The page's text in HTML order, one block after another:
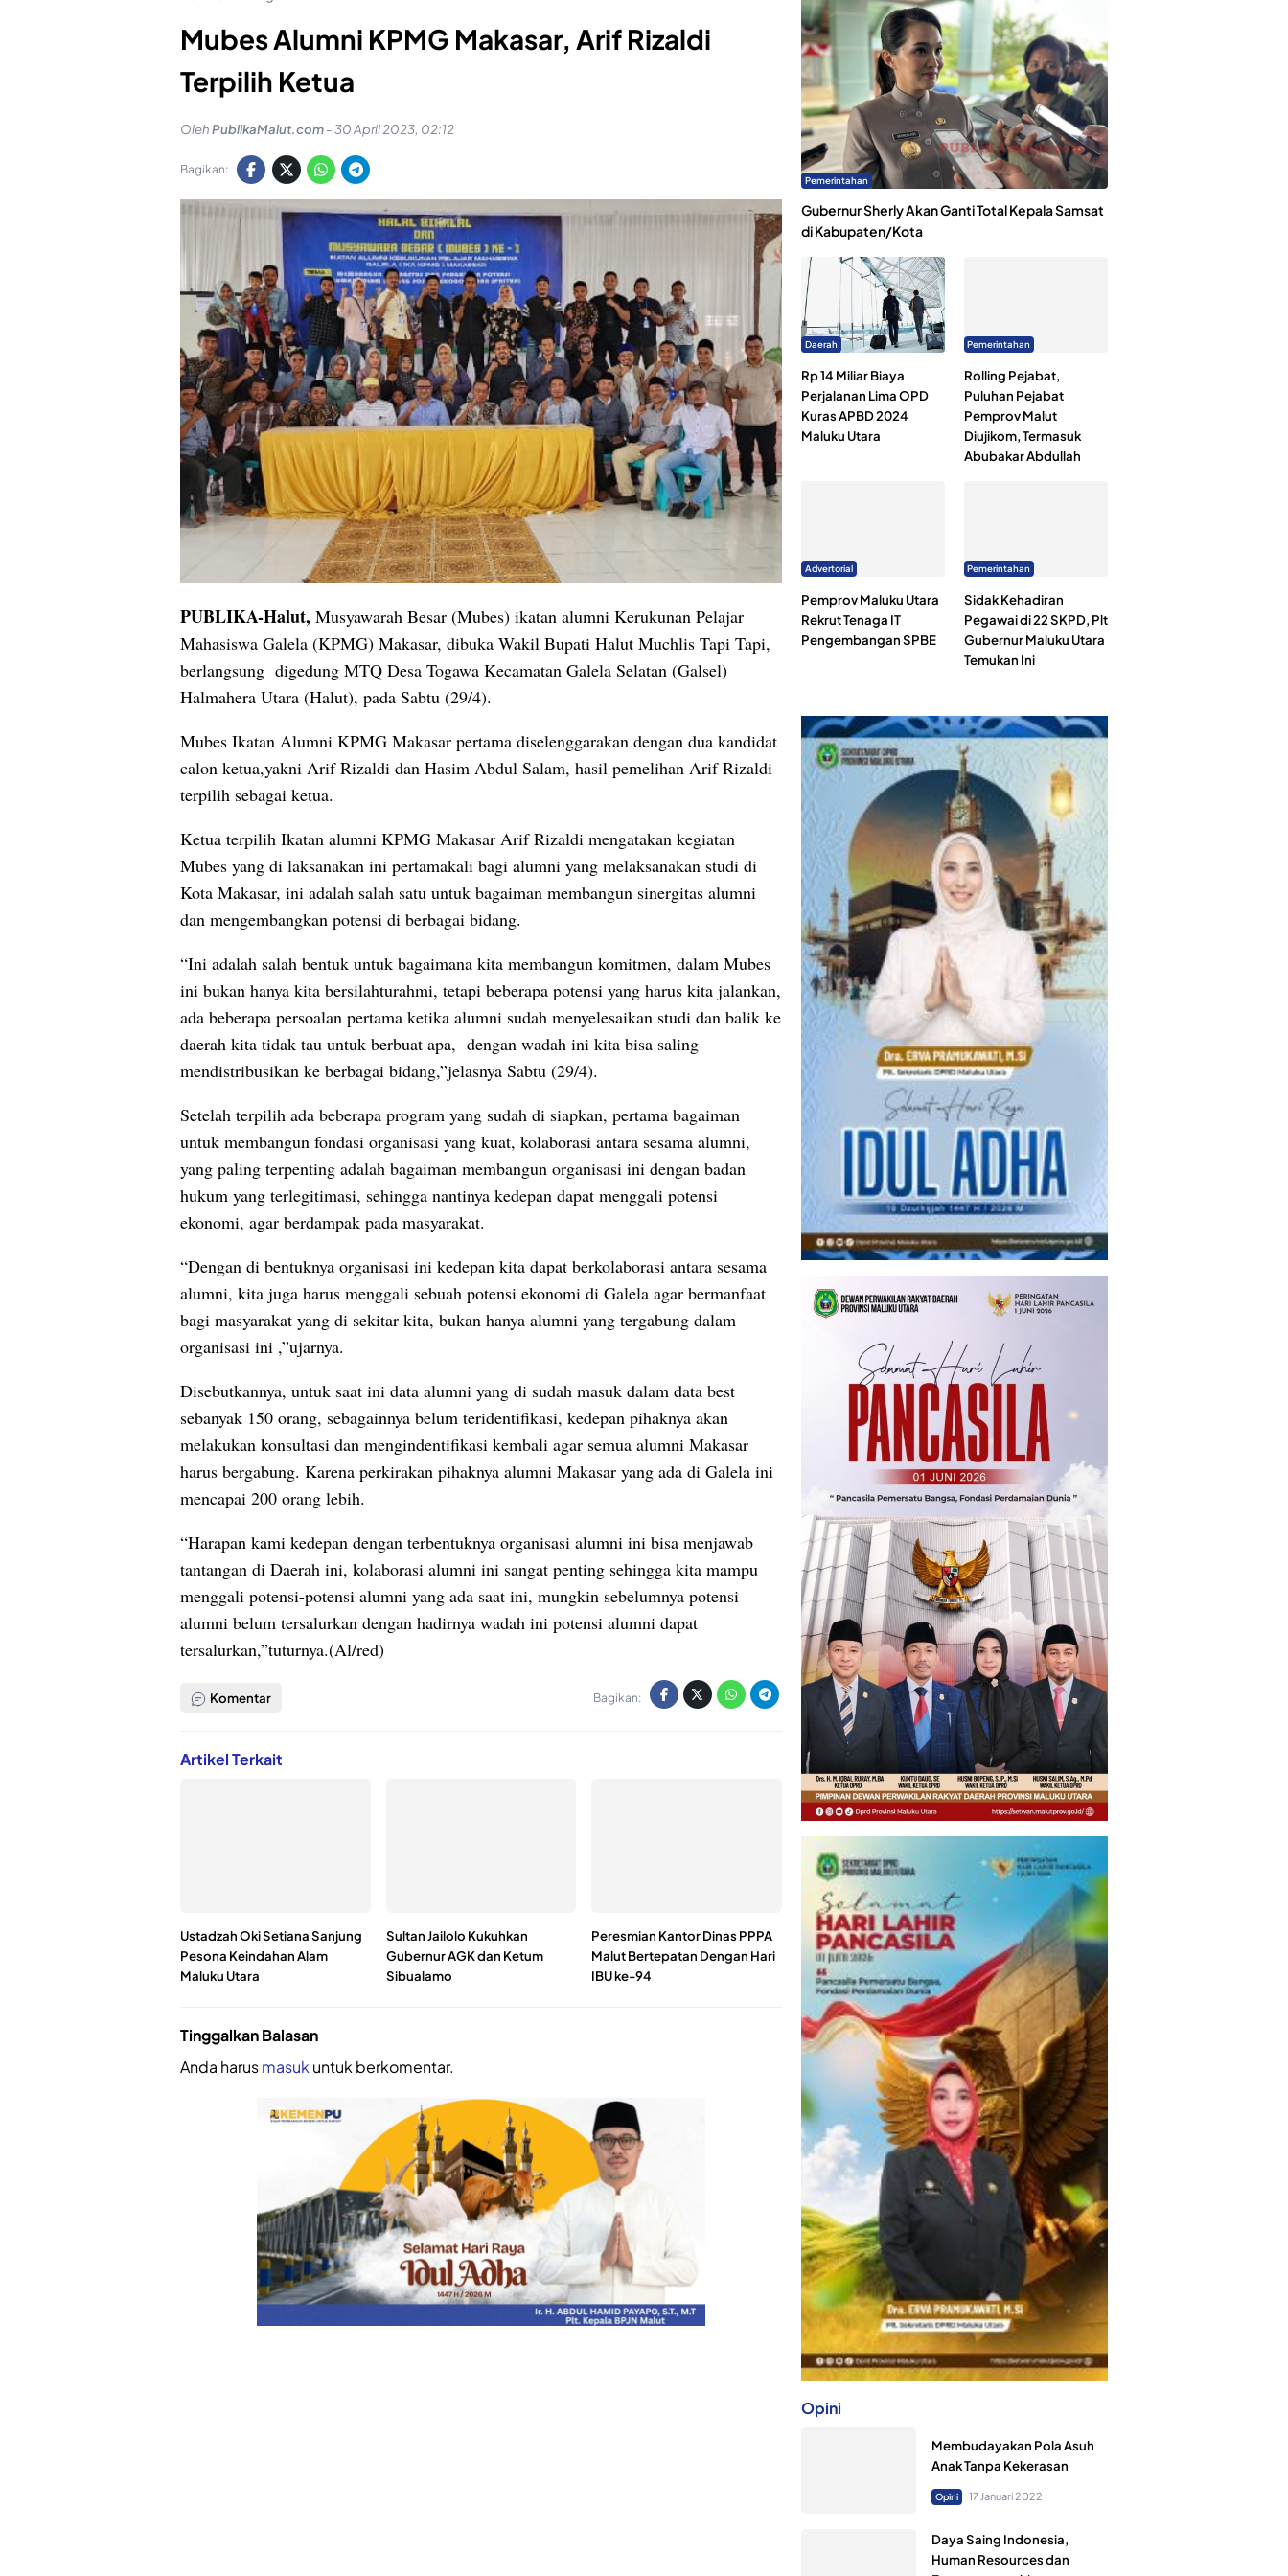
Mubes Alumni KPMG Makasar, Arif Rizaldi
Terpilih Ketua
OlehPublikaMalut.com-30 April 2023, 02:12
Bagikan:
PUBLIKA-Halut, Musyawarah Besar (Mubes) ikatan alumni Kerukunan Pelajar
Mahasiswa Galela (KPMG) Makasar, dibuka Wakil Bupati Halut Muchlis Tapi Tapi,
berlangsung digedung MTQ Desa Togawa Kecamatan Galela Selatan (Galsel)
Halmahera Utara (Halut), pada Sabtu (29/4).
Mubes Ikatan Alumni KPMG Makasar pertama diselenggarakan dengan dua kandidat
calon ketua,yakni Arif Rizaldi dan Hasim Abdul Salam, hasil pemelihan Arif Rizaldi
terpilih sebagai ketua.
Ketua terpilih Ikatan alumni KPMG Makasar Arif Rizaldi mengatakan kegiatan
Mubes yang di laksanakan ini pertamakali bagi alumni yang melaksanakan studi di
Kota Makasar, ini adalah salah satu untuk bagaiman membangun sinergitas alumni
dan mengembangkan potensi di berbagai bidang.
“Ini adalah salah bentuk untuk bagaimana kita membangun komitmen, dalam Mubes
ini bukan hanya kita bersilahturahmi, tetapi beberapa potensi yang harus kita jalankan,
ada beberapa persoalan pertama ketika alumni sudah menyelesaikan studi dan balik ke
daerah kita tidak tau untuk berbuat apa, dengan wadah ini kita bisa saling
mendistribusikan ke berbagai bidang,”jelasnya Sabtu (29/4).
Setelah terpilih ada beberapa program yang sudah di siapkan, pertama bagaiman
untuk membangun fondasi organisasi yang kuat, kolaborasi antara sesama alumni,
yang paling terpenting adalah bagaiman membangun organisasi ini dengan badan
hukum yang terlegitimasi, sehingga nantinya kedepan dapat menggali potensi
ekonomi, agar berdampak pada masyarakat.
“Dengan di bentuknya organisasi ini kedepan kita dapat berkolaborasi antara sesama
alumni, kita juga harus menggali sebuah potensi ekonomi di Galela agar bermanfaat
bagi masyarakat yang di sekitar kita, bukan hanya alumni yang tergabung dalam
organisasi ini ,”ujarnya.
Disebutkannya, untuk saat ini data alumni yang di sudah masuk dalam data best
sebanyak 150 orang, sebagainnya belum teridentifikasi, kedepan pihaknya akan
melakukan konsultasi dan mengindentifikasi kembali agar semua alumni Makasar
harus bergabung. Karena perkirakan pihaknya alumni Makasar yang ada di Galela ini
mencapai 200 orang lebih.
“Harapan kami kedepan dengan terbentuknya organisasi alumni ini bisa menjawab
tantangan di Daerah ini, kolaborasi alumni ini sangat penting sehingga kita mampu
menggali potensi-potensi alumni yang ada saat ini, mungkin sebelumnya potensi
alumni belum tersalurkan dengan hadirnya wadah ini potensi alumni dapat
tersalurkan,”tuturnya.(Al/red)
Komentar Bagikan:
Artikel Terkait
Ustadzah Oki Setiana Sanjung
Pesona Keindahan Alam
Maluku Utara
Sultan Jailolo Kukuhkan
Gubernur AGK dan Ketum
Sibualamo
Peresmian Kantor Dinas PPPA
Malut Bertepatan Dengan Hari
IBU ke-94
Tinggalkan Balasan
Anda harusmasukuntuk berkomentar.
Pemerintahan
Gubernur Sherly Akan Ganti Total Kepala Samsat
di Kabupaten/Kota
Daerah
Rp 14 Miliar Biaya
Perjalanan Lima OPD
Kuras APBD 2024
Maluku Utara
Pemerintahan
Rolling Pejabat,
Puluhan Pejabat
Pemprov Malut
Diujikom, Termasuk
Abubakar Abdullah
Advertorial
Pemprov Maluku Utara
Rekrut Tenaga IT
Pengembangan SPBE
Pemerintahan
Sidak Kehadiran
Pegawai di 22 SKPD, Plt
Gubernur Maluku Utara
Temukan Ini
Opini
Membudayakan Pola Asuh
Anak Tanpa Kekerasan
Opini 17 Januari 2022
Daya Saing Indonesia,
Human Resources dan